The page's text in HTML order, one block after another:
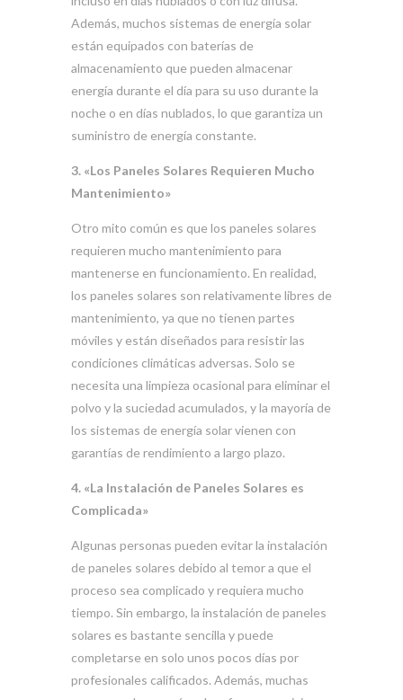
Además, muchos sistemas de energía solar
están equipados con baterías de
almacenamiento que pueden almacenar
energía durante el día para su uso durante la
noche o en días nublados, lo que garantiza un
suministro de energía constante.
3. «Los Paneles Solares Requieren Mucho
Mantenimiento»
Otro mito común es que los paneles solares
requieren mucho mantenimiento para
mantenerse en funcionamiento. En realidad,
los paneles solares son relativamente libres de
mantenimiento, ya que no tienen partes
móviles y están diseñados para resistir las
condiciones climáticas adversas. Solo se
necesita una limpieza ocasional para eliminar el
polvo y la suciedad acumulados, y la mayoría de
los sistemas de energía solar vienen con
garantías de rendimiento a largo plazo.
4. «La Instalación de Paneles Solares es
Complicada»
Algunas personas pueden evitar la instalación
de paneles solares debido al temor a que el
proceso sea complicado y requiera mucho
tiempo. Sin embargo, la instalación de paneles
solares es bastante sencilla y puede
completarse en solo unos pocos días por
profesionales calificados. Además, muchas